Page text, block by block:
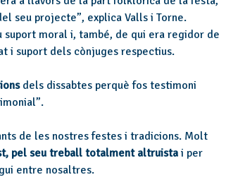
seu projecte”, explica Valls i Torne.
suport moral i, també, de qui era regidor de
i suport dels cònjuges respectius.
dels dissabtes perquè fos testimoni
de les nostres festes i tradicions. Molt
pel seu treball totalment altruistai per
entre nosaltres.